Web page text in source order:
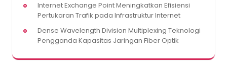
Internet Exchange Point Meningkatkan Efisiensi
Pertukaran Trafik pada Infrastruktur Internet
Dense Wavelength Division Multiplexing Teknologi
Pengganda Kapasitas Jaringan Fiber Optik